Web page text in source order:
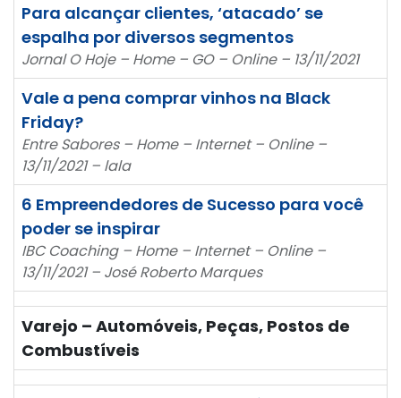
Para alcançar clientes, ‘atacado’ se
espalha por diversos segmentos
Jornal O Hoje – Home – GO – Online – 13/11/2021
Vale a pena comprar vinhos na Black
Friday?
Entre Sabores – Home – Internet – Online –
13/11/2021 – lala
6 Empreendedores de Sucesso para você
poder se inspirar
IBC Coaching – Home – Internet – Online –
13/11/2021 – José Roberto Marques
Varejo – Automóveis, Peças, Postos de
Combustíveis